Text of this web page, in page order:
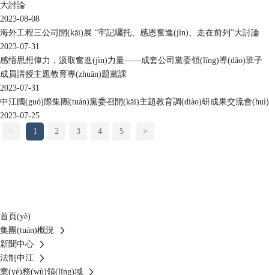
大討論
2023-08-08
海外工程三公司開(kāi)展 “牢記囑托、感恩奮進(jìn)、走在前列”大討論
2023-07-31
感悟思想偉力，汲取奮進(jìn)力量——成套公司黨委領(lǐng)導(dǎo)班子
成員講授主題教育專(zhuān)題黨課
2023-07-31
中江國(guó)際集團(tuán)黨委召開(kāi)主題教育調(diào)研成果交流會(huì)
2023-07-25
<
1 2 3 4 5 >
首頁(yè)
集團(tuán)概況
新聞中心
法制中江
業(yè)務(wù)領(lǐng)域